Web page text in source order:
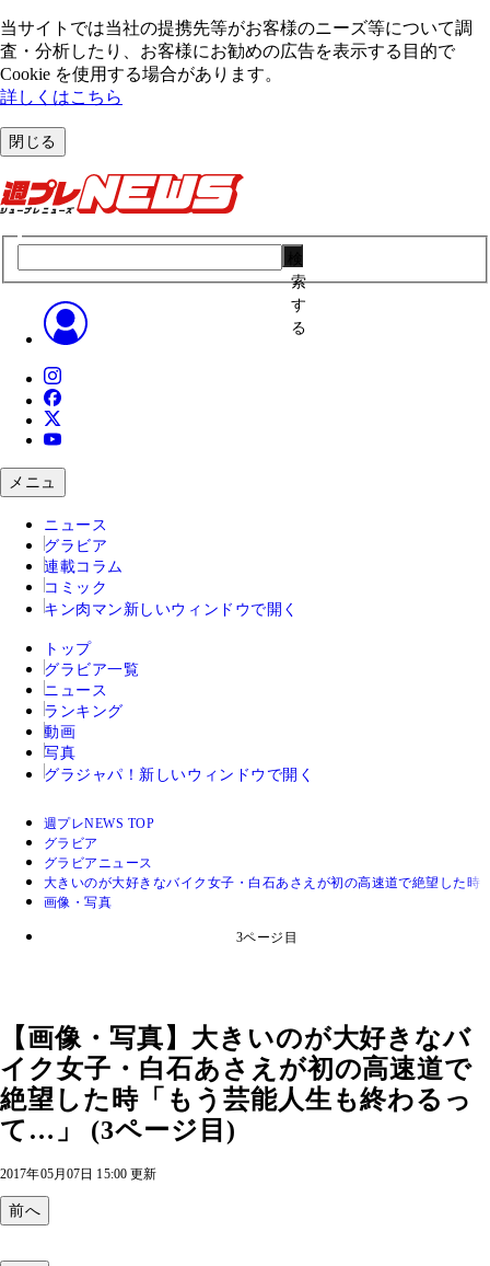
当サイトでは当社の提携先等がお客様のニーズ等について調
査・分析したり、お客様にお勧めの広告を表⽰する⽬的で
Cookie を使⽤する場合があります。
詳しくはこちら
閉じる
索
す
る
メニュ
ニュース
グラビア
連載コラム
コミック
キン肉マン 新しいウィンドウで開く
トップ
グラビア一覧
ニュース
ランキング
動画
写真
グラジャパ！ 新しいウィンドウで開く
週プレNEWS TOP
グラビア
グラビアニュース
大きいのが大好きなバイク女子・白石あさえが初の高速道で絶望した
画像・写真
3ページ目
【画像・写真】大きいのが大好きなバ
イク女子・白石あさえが初の高速道で
絶望した時「もう芸能人生も終わるっ
て…」 (3ページ目)
2017年05月07日 15:00 更新
前へ